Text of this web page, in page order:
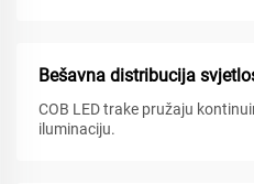
Bešavna distribucija
COB LED trake pružaju
iluminaciju.